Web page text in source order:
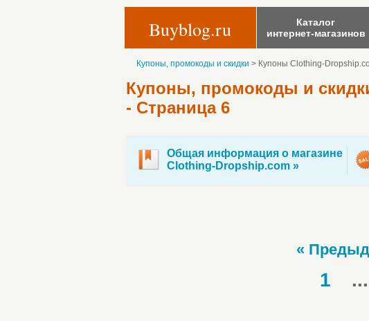
Buyblog.ru
Каталог
интернет-магазинов
Купоны, промокоды и скидки > Купоны Clothing-
Купоны, промокоды и
- Страница 6
Общая информация о магазине
Clothing-Dropship.com »
«
1 ...